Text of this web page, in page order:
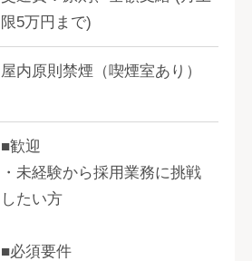
限5万円まで)
屋内原則禁煙（喫煙室あり）
■歓迎
・未経験から採用業務に挑戦
したい方
■必須要件